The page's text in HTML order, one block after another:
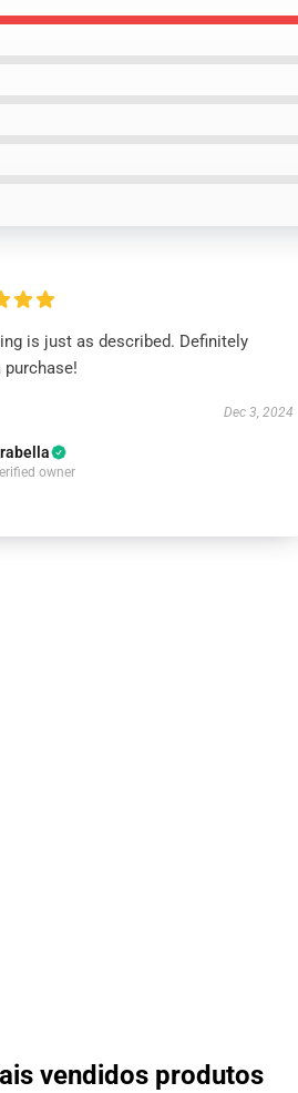
is just as described. Definitely
Dec 3, 2024
owner
vendidos produtos